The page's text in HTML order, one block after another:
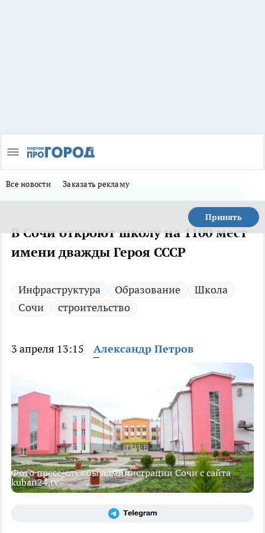
Все новости Заказать рекламу
Принять
В Сочи откроют школу на 1100 мест
имени дважды Героя СССР
Инфраструктура Образование
Школа
Сочи
строительство
3 апреля 13:15 Александр Петров
Фото пресс-службы администрации Сочи с сайта
kuban24.tv